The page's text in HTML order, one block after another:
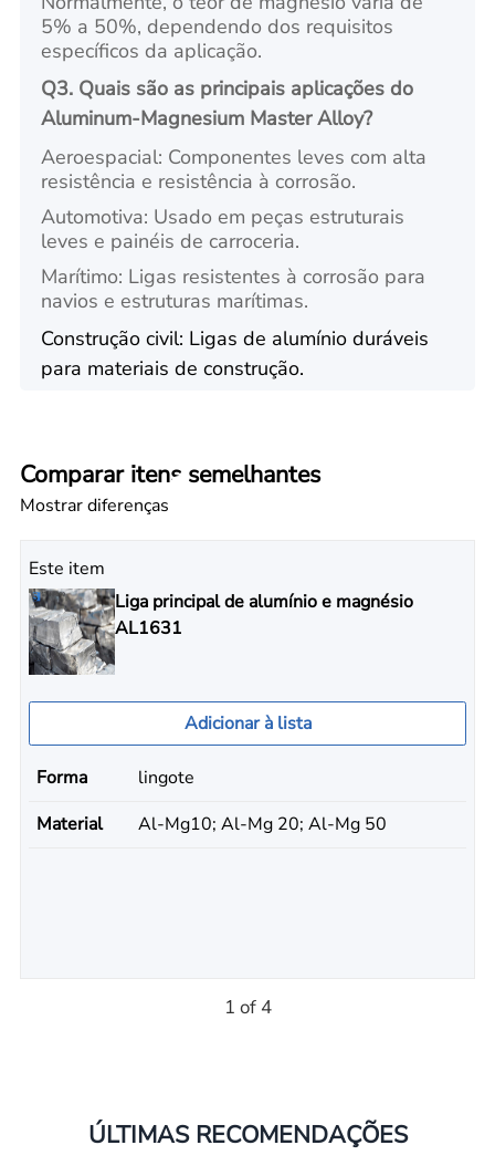
5% a 50%, dependendo dos requisitos
específicos da aplicação.
Q3. Quais são as principais aplicações do
Aluminum-Magnesium Master Alloy?
Aeroespacial: Componentes leves com alta
resistência e resistência à corrosão.
Automotiva: Usado em peças estruturais
leves e painéis de carroceria.
Marítimo: Ligas resistentes à corrosão para
navios e estruturas marítimas.
Construção civil: Ligas de alumínio duráveis
para materiais de construção.
Comparar itens semelhantes
Mostrar diferenças
Este item
Liga principal de alumínio e magnésio
AL1631
Adicionar à lista
Forma
lingote
Material
Al-Mg10; Al-Mg 20; Al-Mg 50
1 of 4
ÚLTIMAS RECOMENDAÇÕES